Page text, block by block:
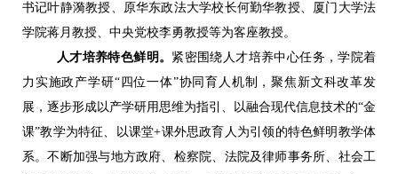
书记叶静漪教授、原华东政法大学校长何勤华教授、厦门大学法
学院蒋月教授、中央党校李勇教授等为客座教授。
人才培养特色鲜明。 紧密围绕人才培养中心任务，学院着
力实施政产学研“四位一体”协同育人机制，聚焦新文科改革发
展，逐步形成以产学研用思维为指引、以融合现代信息技术的“金
课”教学为特征、以课堂+课外思政育人为引领的特色鲜明教学体
系。不断加强与地方政府、检察院、法院及律师事务所、社会工